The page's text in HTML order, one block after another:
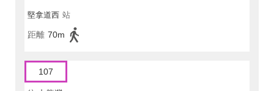
堅拿道西 站
距離 70m
107